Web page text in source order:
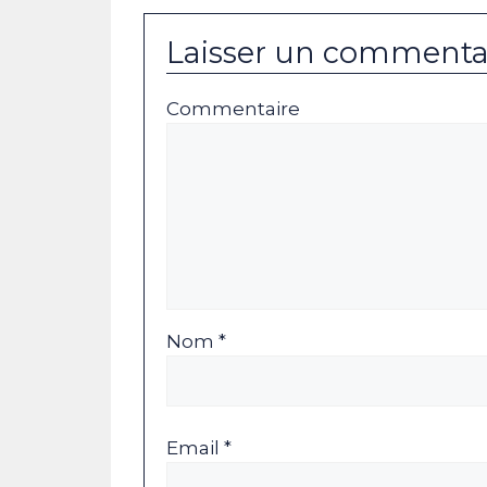
Laisser un
Commentaire
Nom *
Email *